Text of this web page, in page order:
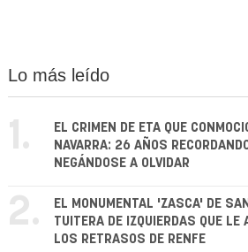
Lo más leído
1.
EL CRIMEN DE ETA QUE
NAVARRA: 26 AÑOS
NEGÁNDOSE A OLVIDAR
2.
EL MONUMENTAL 'ZASCA' DE
TUITERA DE IZQUIERDAS QUE LE
LOS RETRASOS DE RENFE